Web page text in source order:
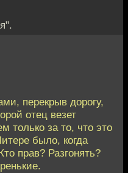
перекрыв дорогу,
отец везет
только за то, что это
было, когда
прав? Разгонять?